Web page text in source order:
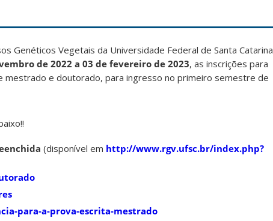
Genéticos Vegetais da Universidade Federal de Santa Catarina
de 2022 a 03 de fevereiro de 2023, as inscrições para
mestrado e doutorado, para ingresso no primeiro semestre de
(disponível em http://www.rgv.ufsc.br/index.php?
para-a-prova-escrita-mestrado